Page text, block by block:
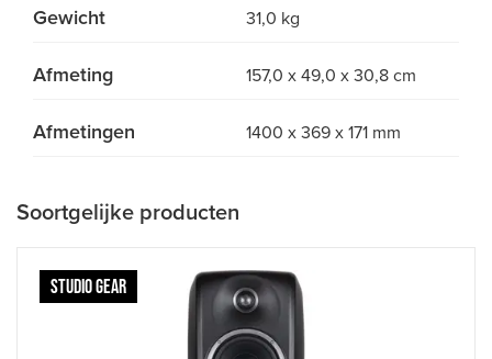
Gewicht 31,0 kg
Afmeting 157,0 x 49,0 x 30,8 cm
Afmetingen 1400 x 369 x 171 mm
Soortgelijke producten
STUDIO GEAR